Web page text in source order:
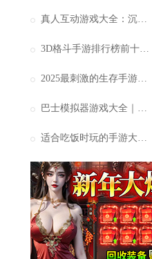
真人互动游戏大全：沉浸式演绎你的专属人生
3D格斗手游排行榜前十名：极致打击感与视觉震撼并存的动作盛宴
2025最刺激的生存手游排行榜TOP10：体验真正的荒野求生之路
巴士模拟器游戏大全｜沉浸式驾驶体验与真实还原的城市旅程
适合吃饭时玩的手游大全推荐：轻松畅玩，边吃边享乐